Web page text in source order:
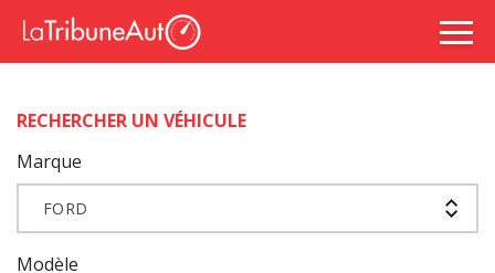
RECHERCHER UN VÉHICULE
Marque
FORD
Modèle